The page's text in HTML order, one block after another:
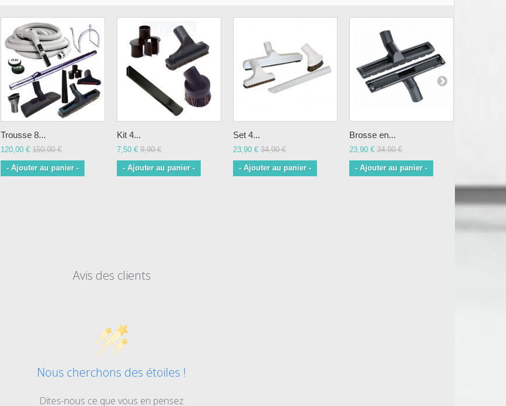
Trousse 8...
120,00 € 150,00 €
- Ajouter au panier -
Kit 4...
7,50 € 9,90 €
- Ajouter au panier -
Set 4...
23,90 € 34,90 €
- Ajouter au panier -
Brosse en...
23,90 € 34,90 €
- Ajouter au panier -
Avis des clients
Nous cherchons des étoiles !
Dites-nous ce que vous en pensez